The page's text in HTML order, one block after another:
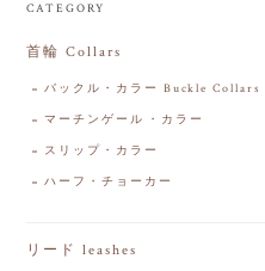
CATEGORY
首輪 Collars
バックル・カラー Buckle Collars
マーチンゲール・カラー
スリップ・カラー
ハーフ・チョーカー
リード leashes